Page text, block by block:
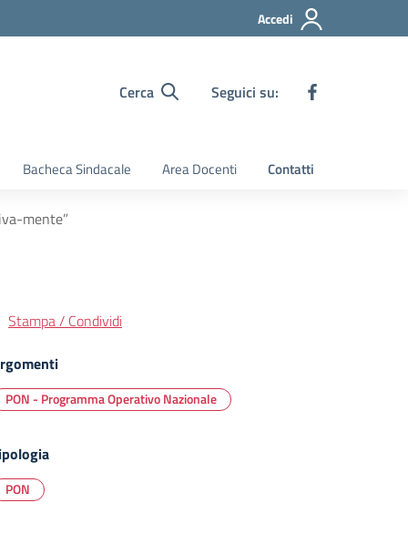
Accedi
Cerca Seguici su:
Bacheca Sindacale Area Docenti Contatti
mente”
Stampa / Condividi
PON - Programma Operativo Nazionale
PON